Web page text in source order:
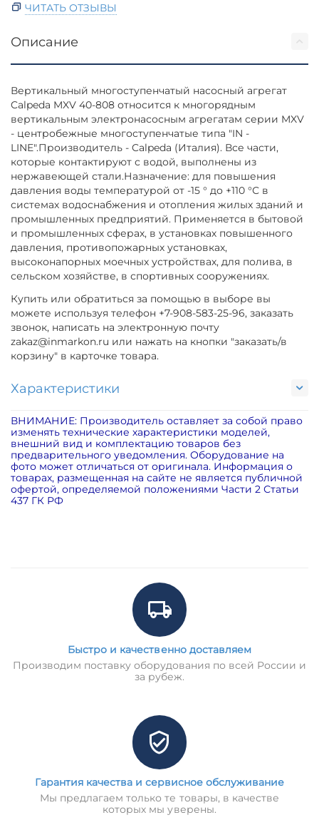
ЧИТАТЬ ОТЗЫВЫ
Описание
Вертикальный многоступенчатый насосный агрегат
Calpeda MXV 40-808 относится к многорядным
вертикальным электронасосным агрегатам серии MXV
- центробежные многоступенчатые типа "IN -
LINE".Производитель - Calpeda (Италия). Все части,
которые контактируют с водой, выполнены из
нержавеющей стали.Назначение: для повышения
давления воды температурой от -15 ° до +110 °С в
системах водоснабжения и отопления жилых зданий и
промышленных предприятий. Применяется в бытовой
и промышленных сферах, в установках повышенного
давления, противопожарных установках,
высоконапорных моечных устройствах, для полива, в
сельском хозяйстве, в спортивных сооружениях.
Купить или обратиться за помощью в выборе вы
можете используя телефон +7-908-583-25-96, заказать
звонок, написать на электронную почту
zakaz@inmarkon.ru или нажать на кнопки "заказать/в
корзину" в карточке товара.
Характеристики
ВНИМАНИЕ: Производитель оставляет за собой право
изменять технические характеристики моделей,
внешний вид и комплектацию товаров без
предварительного уведомления. Оборудование на
фото может отличаться от оригинала. Информация о
товарах, размещенная на сайте не является публичной
офертой, определяемой положениями Части 2 Статьи
437 ГК РФ
Быстро и качественно доставляем
Производим поставку оборудования по всей России и
за рубеж.
Гарантия качества и сервисное обслуживание
Мы предлагаем только те товары, в качестве
которых мы уверены.